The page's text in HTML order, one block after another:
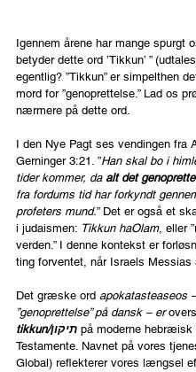
Igennem årene har mange spurgt
betyder dette ord ’Tikkun’ ”
egentlig? ”Tikkun” er simpelthen
mord for ”genoprettelse.” Lad os
nærmere på dette ord.
I den Nye Pagt ses vendingen fra
Gerninger 3:21. ”Han skal bo i
tider kommer, da alt det
fra fordums tid har forkyndt
profeters mund.” Det er også et
i judaismen: Tikkun haOlam, eller
verden.” I denne kontekst er
ting forventet, når Israels Messias
Det græske ord apokatasteaseos
”genoprettelse” på dansk – er
på moderne hebræisk
Testamente. Navnet på vores
Global) reflekterer vores længsel